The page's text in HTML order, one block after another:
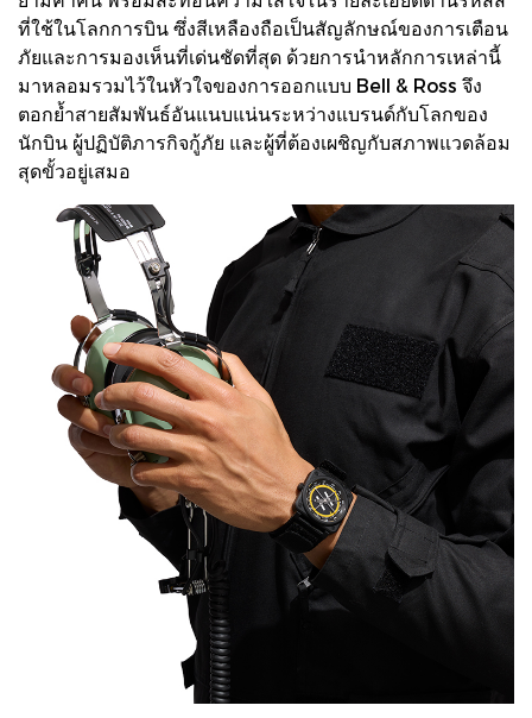
ที่ใช้ในโลกการบิน ซึ่งสีเหลืองถือเป็นสัญลักษณ์ของการเตือน
ภัยและการมองเห็นที่เด่นชัดที่สุด ด้วยการนำหลักการเหล่านี้
มาหลอมรวมไว้ในหัวใจของการออกแบบ Bell & Ross จึง
ตอกย้ำสายสัมพันธ์อันแนบแน่นระหว่างแบรนด์กับโลกของ
นักบิน ผู้ปฏิบัติภารกิจกู้ภัย และผู้ที่ต้องเผชิญกับสภาพแวดล้อม
สุดขั้วอยู่เสมอ